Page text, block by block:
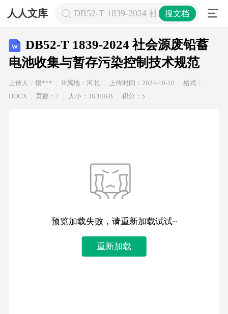
人人文库 DB52-T 1839-2024 社会源废铅蓄电
搜文档
DB52-T 1839-2024 社会源废铅蓄
电池收集与暂存污染控制技术规范
上传人：馒*** IP属地：河北 上传时间：2024-10-10
格式：
DOCX
页数：7 大小：38.10KB 积分：5
预览加载失败，请重新加载试试~
重新加载